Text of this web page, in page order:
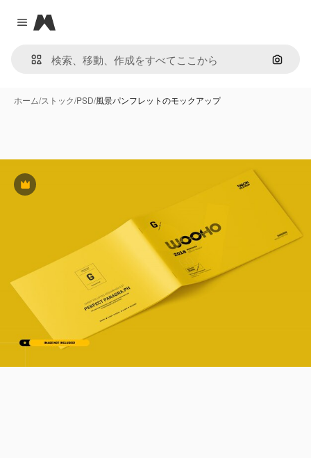
Close menu
Magnific
画像で
ホーム/ストック/PSD/風景パンフレットのモックアップ
Premium